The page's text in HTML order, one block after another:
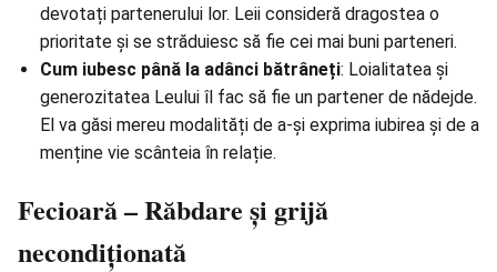
devotați partenerului lor. Leii consideră dragostea o
prioritate și se străduiesc să fie cei mai buni parteneri.
Cum iubesc până la adânci bătrâneți: Loialitatea și
generozitatea Leului îl fac să fie un partener de nădejde.
El va găsi mereu modalități de a-și exprima iubirea și de a
menține vie scânteia în relație.
Fecioară – Răbdare și grijă
necondiționată